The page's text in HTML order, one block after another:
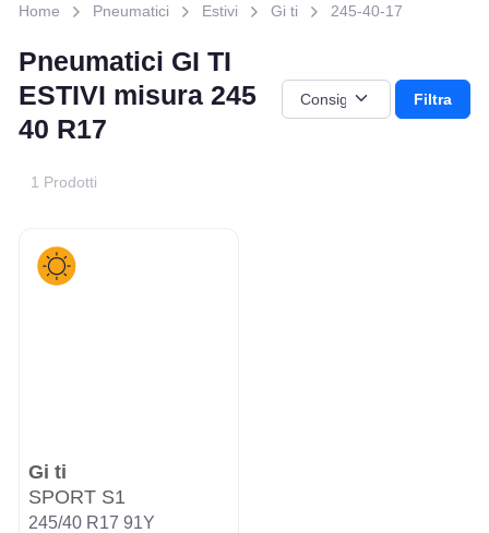
Home Pneumatici Estivi Gi ti 245-40-17
Pneumatici GI TI
ESTIVI misura 245
40 R17
Filtra
1 Prodotti
Gi ti
SPORT S1
245/40 R17 91Y